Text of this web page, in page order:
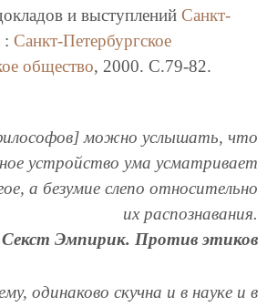
и выступлений Санкт-
: Санкт-Петербургское
общество, 2000. C.79-82.
можно услышать, что
устройство ума усматривает
а безумие слепо относительно
их распознавания.
Секст Эмпирик. Против этиков
одинаково скучна и в науке и в